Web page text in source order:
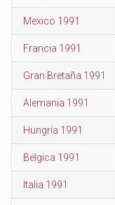
Mexico 1991
Francia 1991
Gran Bretaña 1991
Alemania 1991
Hungría 1991
Bélgica 1991
Italia 1991